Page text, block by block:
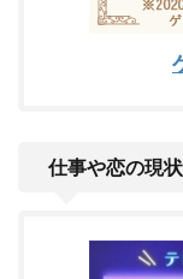
仕事や恋の現